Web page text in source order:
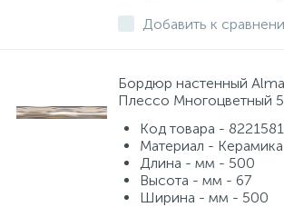
Добавить к
Бордюр настенный
Плессо Многоцветный
Код товара -
Материал - Керамика
Длина - мм - 500
Высота - мм - 67
Ширина - мм - 500